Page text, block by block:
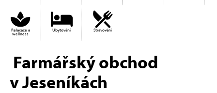
Relaxace a
wellness
Ubytování Stravování
Farmářský obchod
v Jeseníkách